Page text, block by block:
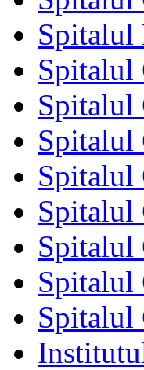
Spitalul
Spitalul
Spitalul
Spitalul
Spitalul
Spitalul
Spitalul
Spitalul
Spitalul